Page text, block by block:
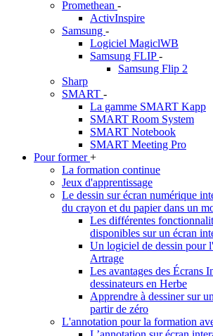
Promethean -
ActivInspire
Samsung -
Logiciel MagiclWB
Samsung FLIP-
Samsung Flip 2
Sharp
SMART -
La gamme SMART Kapp
SMART Room System
SMART Notebook
SMART Meeting Pro
Pour former+
La formation continue
Jeux d'apprentissage
Le dessin sur écran numérique
du crayon et du papier dans un
Les différentes
disponibles sur un écran
Un logiciel de dessin pour
Artrage
Les avantages des Écrans
dessinateurs en Herbe
Apprendre à dessiner sur
partir de zéro
L'annotation pour la formation